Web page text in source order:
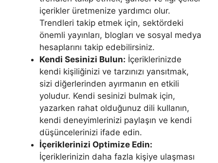
içerikler üretmenize yardımcı olur.
Trendleri takip etmek için, sektördeki
önemli yayınları, blogları ve sosyal medya
hesaplarını takip edebilirsiniz.
Kendi Sesinizi Bulun: İçeriklerinizde
kendi kişiliğinizi ve tarzınızı yansıtmak,
sizi diğerlerinden ayırmanın en etkili
yoludur. Kendi sesinizi bulmak için,
yazarken rahat olduğunuz dili kullanın,
kendi deneyimlerinizi paylaşın ve kendi
düşüncelerinizi ifade edin.
İçeriklerinizi Optimize Edin:
İçeriklerinizin daha fazla kişiye ulaşması